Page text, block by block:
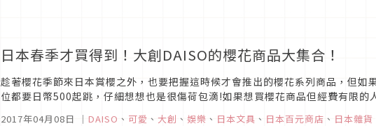
日本春季才買得到！大創DAISO的櫻花商品大集合！
趁著櫻花季節來日本賞櫻之外，也要把握這時候才會推出的櫻花系列商品，但如
位都要日幣500起跳，仔細想想也是很傷荷包滴!如果想買櫻花商品但經費有限的
子胡椒要來介紹台灣人熟知品牌「大創」，近期在日本所推出了櫻花系列商品，
2017年04月08日 ｜ DAISO 、 可愛 、 大創 、 娛樂 、 日本文具 、 日本百元商店 、 日本雜貨